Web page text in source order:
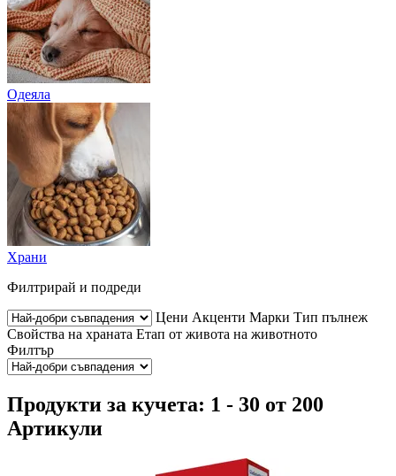
Одеяла
Храни
Филтрирай и подреди
Цени Акценти Марки Тип пълнеж
Свойства на храната Етап от живота на животното
Филтър
Продукти за кучета: 1 - 30 от 200
Артикули